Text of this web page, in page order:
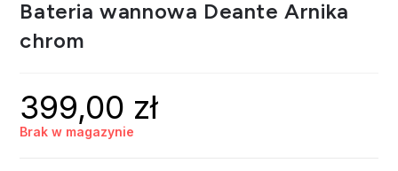
Bateria wannowa Deante Arnika
chrom
399,00 zł
Brak w magazynie